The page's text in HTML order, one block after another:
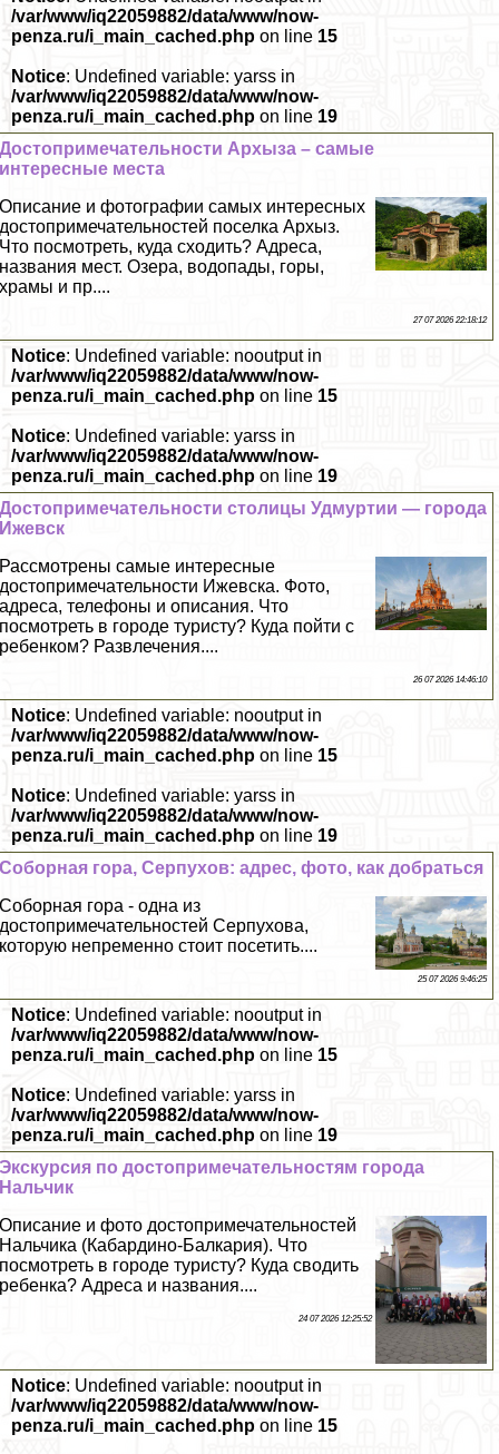
/var/www/iq22059882/data/www/now-
penza.ru/i_main_cached.php on line 15
Notice: Undefined variable: yarss in
/var/www/iq22059882/data/www/now-
penza.ru/i_main_cached.php on line 19
Достопримечательности Архыза – самые
интересные места
Описание и фотографии самых интересных
достопримечательностей поселка Архыз.
Что посмотреть, куда сходить? Адреса,
названия мест. Озера, водопады, горы,
храмы и пр....
27 07 2026 22:18:12
Notice: Undefined variable: nooutput in
/var/www/iq22059882/data/www/now-
penza.ru/i_main_cached.php on line 15
Notice: Undefined variable: yarss in
/var/www/iq22059882/data/www/now-
penza.ru/i_main_cached.php on line 19
Достопримечательности столицы Удмуртии — города
Ижевск
Рассмотрены самые интересные
достопримечательности Ижевска. Фото,
адреса, телефоны и описания. Что
посмотреть в городе туристу? Куда пойти с
ребенком? Развлечения....
26 07 2026 14:46:10
Notice: Undefined variable: nooutput in
/var/www/iq22059882/data/www/now-
penza.ru/i_main_cached.php on line 15
Notice: Undefined variable: yarss in
/var/www/iq22059882/data/www/now-
penza.ru/i_main_cached.php on line 19
Соборная гора, Серпухов: адрес, фото, как добраться
Соборная гора - одна из
достопримечательностей Серпухова,
которую непременно стоит посетить....
25 07 2026 9:46:25
Notice: Undefined variable: nooutput in
/var/www/iq22059882/data/www/now-
penza.ru/i_main_cached.php on line 15
Notice: Undefined variable: yarss in
/var/www/iq22059882/data/www/now-
penza.ru/i_main_cached.php on line 19
Экскурсия по достопримечательностям города
Нальчик
Описание и фото достопримечательностей
Нальчика (Кабардино-Балкария). Что
посмотреть в городе туристу? Куда сводить
ребенка? Адреса и названия....
24 07 2026 12:25:52
Notice: Undefined variable: nooutput in
/var/www/iq22059882/data/www/now-
penza.ru/i_main_cached.php on line 15